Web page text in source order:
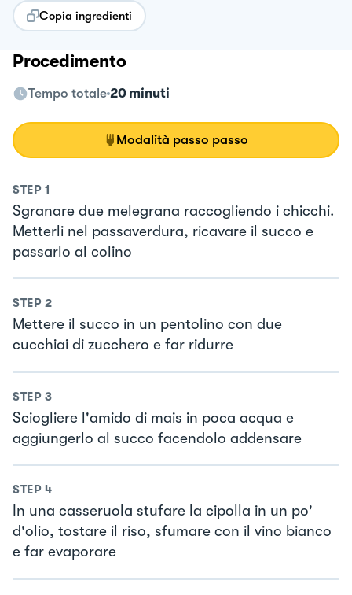
Copia ingredienti
Procedimento
Tempo totale 20 minuti
Modalità passo passo
STEP 1
Sgranare due melegrana raccogliendo i chicchi.
Metterli nel passaverdura, ricavare il succo e
passarlo al colino
STEP 2
Mettere il succo in un pentolino con due
cucchiai di zucchero e far ridurre
STEP 3
Sciogliere l'amido di mais in poca acqua e
aggiungerlo al succo facendolo addensare
STEP 4
In una casseruola stufare la cipolla in un po'
d'olio, tostare il riso, sfumare con il vino bianco
e far evaporare